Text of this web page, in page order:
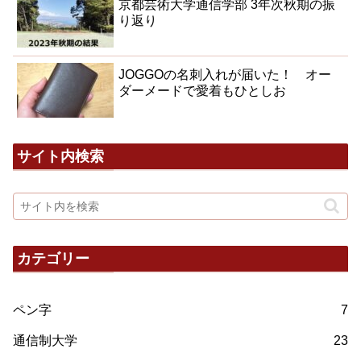
京都芸術大学通信学部 3年次秋期の振
り返り
JOGGOの名刺入れが届いた！ オー
ダーメードで愛着もひとしお
サイト内検索
カテゴリー
ペン字 7
通信制大学 23